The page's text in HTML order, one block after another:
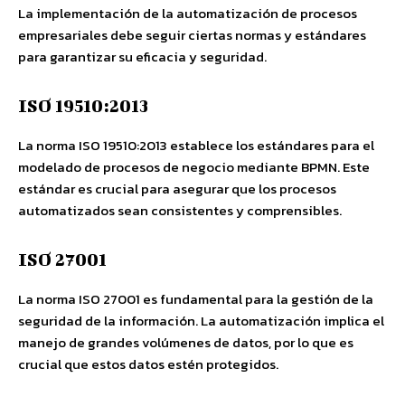
La implementación de la automatización de procesos
empresariales debe seguir ciertas normas y estándares
para garantizar su eficacia y seguridad.
ISO 19510:2013
La norma ISO 19510:2013 establece los estándares para el
modelado de procesos de negocio mediante BPMN. Este
estándar es crucial para asegurar que los procesos
automatizados sean consistentes y comprensibles.
ISO 27001
La norma ISO 27001 es fundamental para la gestión de la
seguridad de la información. La automatización implica el
manejo de grandes volúmenes de datos, por lo que es
crucial que estos datos estén protegidos.